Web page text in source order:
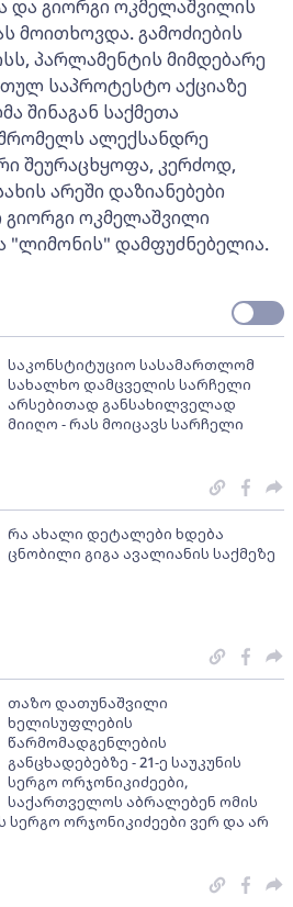
და გიორგი ოკმელაშვილის
მოითხოვდა. გამოძიების
პარლამენტის მიმდებარე
საპროტესტო აქციაზე
შინაგან საქმეთა
ალექსანდრე
შეურაცხყოფა, კერძოდ,
არეში დაზიანებები
გიორგი ოკმელაშვილი
"ლიმონის" დამფუძნებელია.
საკონსტიტუციო სასამართლომ
სახალხო დამცველის სარჩელი
არსებითად განსახილველად
მიიღო - რას მოიცავს სარჩელი
რა ახალი დეტალები ხდება
ცნობილი გიგა ავალიანის საქმეზე
თაზო დათუნაშვილი
ხელისუფლების
წარმომადგენლების
განცხადებებზე - 21-ე საუკუნის
სერგო ორჯონიკიძეები,
საქართველოს აბრალებენ ომის
სერგო ორჯონიკიძეები ვერ და არ